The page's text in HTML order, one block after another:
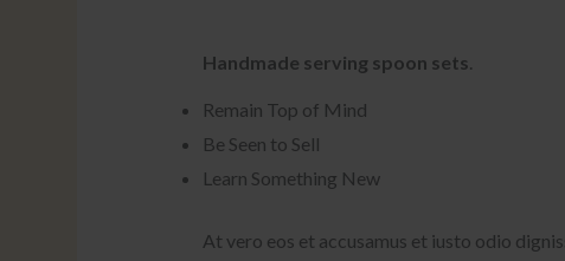
Handmade serving spoon sets.
Remain Top of Mind
Be Seen to Sell
Learn Something New
At vero eos et accusamus et iusto odio